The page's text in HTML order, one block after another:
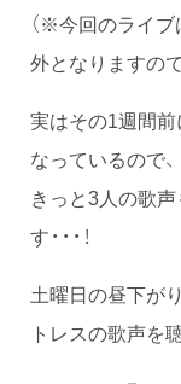
（※今回のライブ
外となりますの
実はその1週間
なっているので、
きっと3人の歌
す・・・！
土曜日の昼下がり
トレスの歌声を